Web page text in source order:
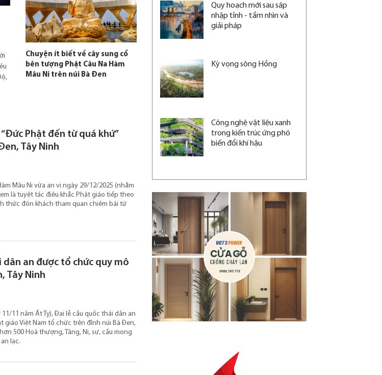
Chuyện ít biết về cây sung cổ
bên tượng Phật Câu Na Hàm
Mâu Ni trên núi Bà Đen
Phật đến từ quá khứ”
Tây Ninh
Mâu Ni vừa an vị ngày 29/12/2025 (nhằm
là tuyệt tác điêu khắc Phật giáo tiếp theo
thức đón khách tham quan chiêm bái từ
an được tổ chức quy mô
Tây Ninh
11 năm Ất Tỵ), Đại lễ cầu quốc thái dân an
giáo Việt Nam tổ chức trên đỉnh núi Bà Đen,
500 Hoà thượng, Tăng, Ni, sư, cầu mong
lạc.
Quy hoạch mới sau sáp
nhập tỉnh - tầm nhìn và
giải pháp
Kỳ vọng sông Hồng
Công nghệ vật liệu xanh
trong kiến trúc ứng phó
biến đổi khí hậu